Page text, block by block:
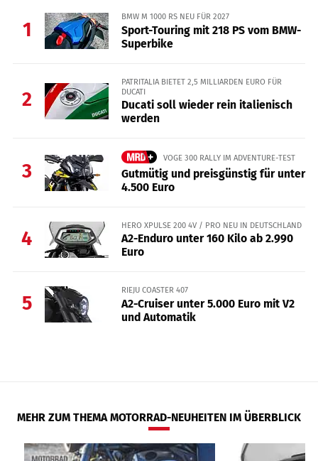
1
BMW M 1000 RS NEU FÜR 2027
Sport-Touring mit 218 PS vom BMW-
Superbike
2
PATRITALIA BIETET 2,5 MILLIARDEN EURO FÜR
DUCATI
Ducati soll wieder rein italienisch
werden
3
VOGE 300 RALLY IM ADVENTURE-TEST
Gutmütig und preisgünstig für unter
4.500 Euro
4
HERO XPULSE 200 4V / PRO NEU IN DEUTSCHLAND
A2-Enduro unter 160 Kilo ab 2.990
Euro
5
RIEJU COASTER 407
A2-Cruiser unter 5.000 Euro mit V2
und Automatik
MEHR ZUM THEMA MOTORRAD-NEUHEITEN IM ÜBERBLICK